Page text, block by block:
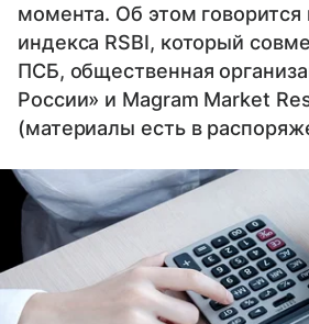
момента. Об этом говорится
индекса RSBI, который
ПСБ, общественная
России» и Magram Market
(материалы есть в